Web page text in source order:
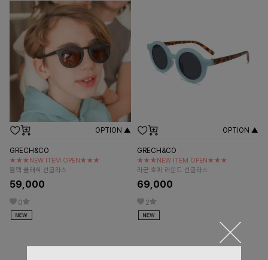
OPTION ▲
GRECH&CO
★★★NEW ITEM OPEN★★★
블랙 클래식 선글라스
59,000
0
OPTION ▲
GRECH&CO
★★★NEW ITEM OPEN★★★
라군 호피 라운드 선글라스
69,000
2